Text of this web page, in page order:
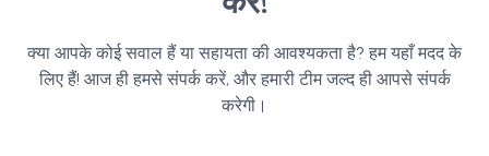
क्या आपके कोई सवाल हैं या सहायता की आवश्यकता है? हम यहाँ मदद के
लिए हैं! आज ही हमसे संपर्क करें, और हमारी टीम जल्द ही आपसे संपर्क
करेगी।